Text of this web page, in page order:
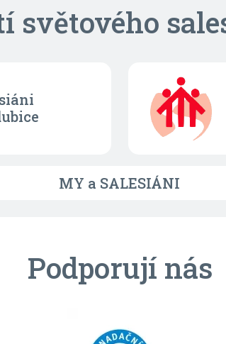
světového
MY a SALESIÁNI
Podporují nás